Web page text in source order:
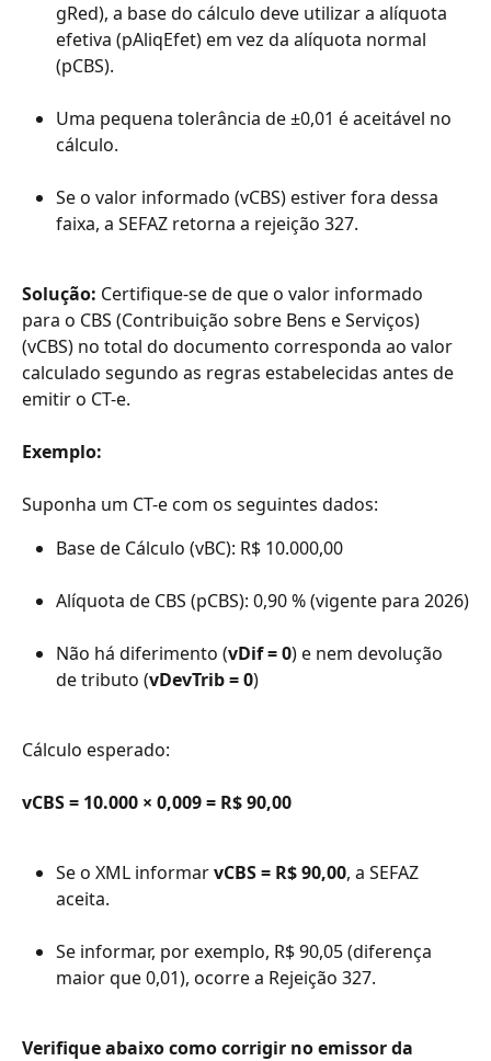
gRed), a base do cálculo deve utilizar a alíquota
efetiva (pAliqEfet) em vez da alíquota normal
(pCBS).
Uma pequena tolerância de ±0,01 é aceitável no
cálculo.
Se o valor informado (vCBS) estiver fora dessa
faixa, a SEFAZ retorna a rejeição 327.
Solução: Certifique-se de que o valor informado
para o CBS (Contribuição sobre Bens e Serviços)
(vCBS) no total do documento corresponda ao valor
calculado segundo as regras estabelecidas antes de
emitir o CT-e.
Exemplo:
Suponha um CT-e com os seguintes dados:
Base de Cálculo (vBC): R$ 10.000,00
Alíquota de CBS (pCBS): 0,90 % (vigente para 2026)
Não há diferimento (vDif = 0) e nem devolução
de tributo (vDevTrib = 0)
Cálculo esperado:
vCBS = 10.000 × 0,009 = R$ 90,00
Se o XML informarvCBS = R$ 90,00, a SEFAZ
aceita.
Se informar, por exemplo, R$ 90,05 (diferença
maior que 0,01), ocorre a Rejeição 327.
Verifique abaixo como corrigir no emissor da